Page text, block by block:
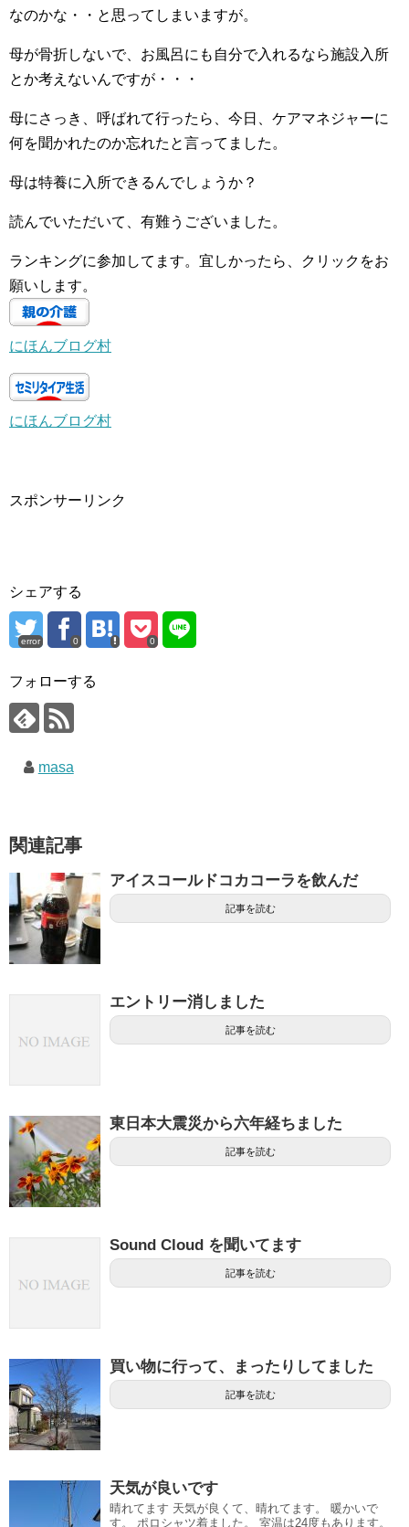
なのかな・・と思ってしまいますが。
母が骨折しないで、お風呂にも自分で入れるなら施設入所
とか考えないんですが・・・
母にさっき、呼ばれて行ったら、今日、ケアマネジャーに
何を聞かれたのか忘れたと言ってました。
母は特養に入所できるんでしょうか？
読んでいただいて、有難うございました。
ランキングに参加してます。宜しかったら、クリックをお
願いします。
にほんブログ村
にほんブログ村
スポンサーリンク
シェアする
error 0 0
フォローする
masa
関連記事
アイスコールドコカコーラを飲んだ
記事を読む
エントリー消しました
記事を読む
東日本大震災から六年経ちました
記事を読む
Sound Cloud を聞いてます
記事を読む
買い物に行って、まったりしてました
記事を読む
天気が良いです
晴れてます 天気が良くて、晴れてます。 暖かいで
す。 ポロシャツ着ました。 室温は24度もあります。